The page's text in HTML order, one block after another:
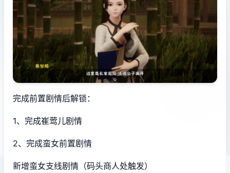
完成前置剧情后解锁：
1、完成崔莺儿剧情
2、完成蛮女前置剧情
新增蛮女支线剧情（码头商人处触发）